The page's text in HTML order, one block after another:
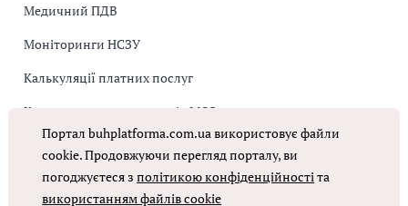
Медичний ПДВ
Моніторинги НСЗУ
Калькуляції платних послуг
Коригувальна накладна від МОЗ
Оплата праці в КНП
ОТРИМАТИ ДОСТУП
Портал buhplatforma.com.ua використовує файли
cookie. Продовжуючи перегляд порталу, ви
погоджуєтеся зполітикою конфіденційностіта
використанням файлів cookie